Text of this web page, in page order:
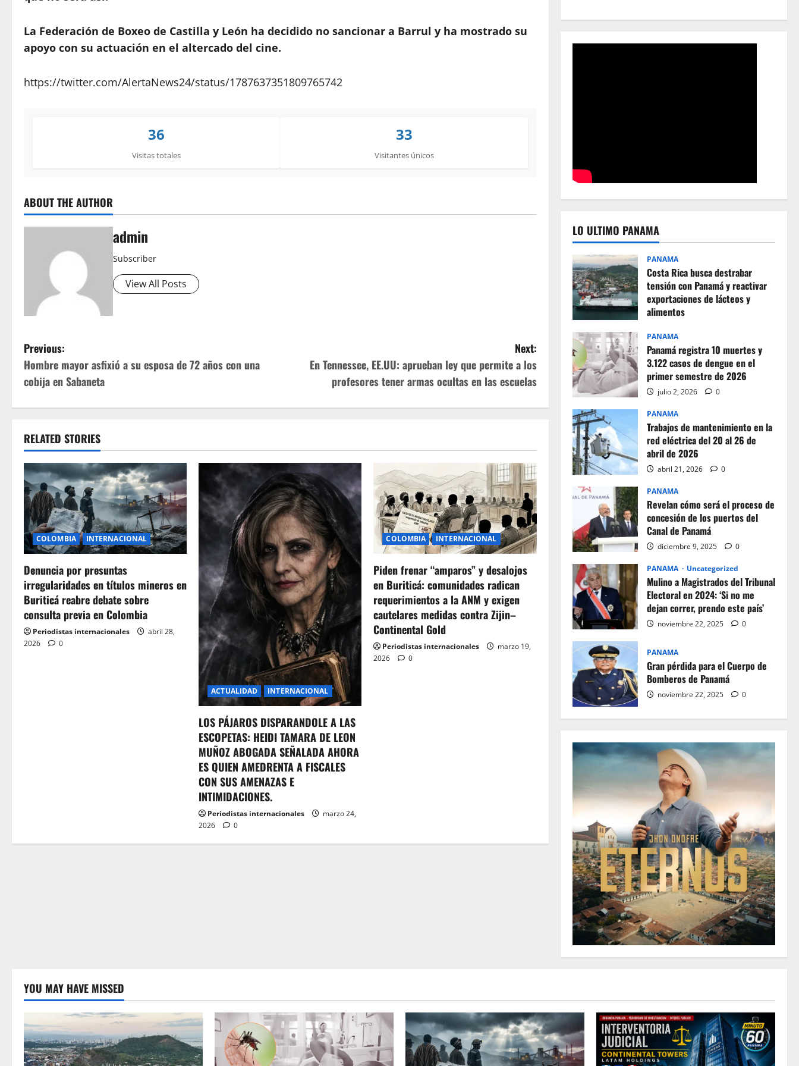
La Federación de Boxeo de Castilla y León ha decidido no sancionar a Barrul y ha mostrado su
apoyo con su actuación en el altercado del cine.
https://twitter.com/AlertaNews24/status/1787637351809765742
36
Visitas totales
33
Visitantes únicos
ABOUT THE AUTHOR
admin
Subscriber
View All Posts
P
o
s
n
a
v
i
g
a
t
i
o
Previous:
Hombre mayor asfixió a su esposa de 72 años con una
cobija en Sabaneta
Next:
En Tennessee, EE.UU: aprueban ley que permite a los
profesores tener armas ocultas en las escuelas
RELATED STORIES
COLOMBIA INTERNACIONAL
Denuncia por presuntas
irregularidades en títulos mineros en
Buriticá reabre debate sobre
consulta previa en Colombia
Periodistas internacionales
abril 28,
2026
0
ACTUALIDAD INTERNACIONAL
LOS PÁJAROS DISPARANDOLE A LAS
ESCOPETAS: HEIDI TAMARA DE LEON
MUÑOZ ABOGADA SEÑALADA AHORA
ES QUIEN AMEDRENTA A FISCALES
CON SUS AMENAZAS E
INTIMIDACIONES.
Periodistas internacionales
marzo 24,
2026
0
COLOMBIA INTERNACIONAL
Piden frenar “amparos” y desalojos
en Buriticá: comunidades radican
requerimientos a la ANM y exigen
cautelares medidas contra Zijin–
Continental Gold
Periodistas internacionales
marzo 19,
2026
0
LO ULTIMO PANAMA
PANAMA
Costa Rica busca destrabar
tensión con Panamá y reactivar
exportaciones de lácteos y
alimentos
PANAMA
Panamá registra 10 muertes y
3.122 casos de dengue en el
primer semestre de 2026
julio 2, 2026 0
PANAMA
Trabajos de mantenimiento en la
red eléctrica del 20 al 26 de
abril de 2026
abril 21, 2026 0
PANAMA
Revelan cómo será el proceso de
concesión de los puertos del
Canal de Panamá
diciembre 9, 2025 0
PANAMA Uncategorized
Mulino a Magistrados del Tribunal
Electoral en 2024: ‘Si no me
dejan correr, prendo este país’
noviembre 22, 2025 0
PANAMA
Gran pérdida para el Cuerpo de
Bomberos de Panamá
noviembre 22, 2025 0
YOU MAY HAVE MISSED